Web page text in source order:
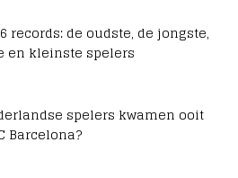
records: de oudste, de jongste,
en kleinste spelers
spelers kwamen ooit
Barcelona?